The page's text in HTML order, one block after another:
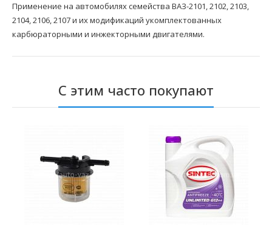
Применение на автомобилях семейства ВАЗ-2101, 2102, 2103,
2104, 2106, 2107 и их модификаций укомплектованных
карбюраторными и инжекторными двигателями.
С этим часто покупают